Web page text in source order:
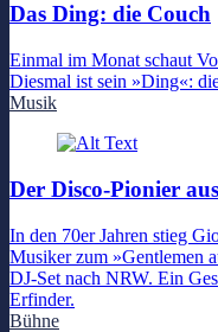
Das Ding: die Couch
Einmal im Monat schaut
Diesmal ist sein »Ding«:
Musik
Der Disco-Pionier
In den 70er Jahren stieg
Musiker zum »Gentlemen
DJ-Set nach NRW. Ein
Erfinder.
Bühne